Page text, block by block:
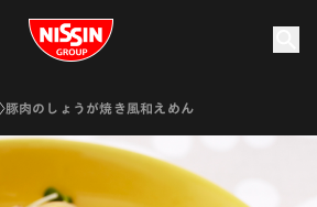
Nissin Group
豚肉のしょうが焼き風和えめん